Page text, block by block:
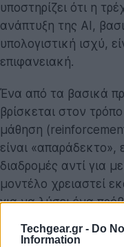
Techgear.gr - Do
Information
υποστηρίζει ότι η
ανάπτυξη της AI,
υπολογιστική ισχύ,
επιφανειακή.
Ένα από τα βασικά
βρίσκεται στον
μάθηση
είναι «απαράδεκτο»,
διαδρομές αντί για
μοντέλο χρειαστεί
για να λύσει ένα